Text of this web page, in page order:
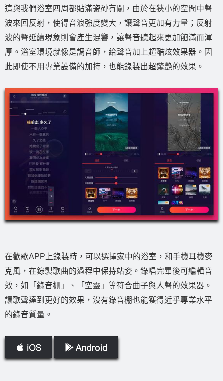
這與我們浴室四周都貼滿瓷磚有關，由於在狹小的空間中聲
波來回反射，使得音浪強度變大，讓聲音更加有力量；反射
波的聲延續現象則會產生混響，讓聲音聽起來更加飽滿而渾
厚。浴室環境就像是調音師，給聲音加上超酷炫效果器。因
此即使不用專業設備的加持，也能錄製出超驚艷的效果。
在歡歌APP上錄製時，可以選擇家中的浴室，和手機耳機麥
克風，在錄製歌曲的過程中保持站姿。錄唱完畢後可編輯音
效，如「錄音棚」、「空靈」等符合曲子與人聲的效果器。
讓歌聲達到更好的效果，沒有錄音棚也能獲得近乎專業水平
的錄音質量。